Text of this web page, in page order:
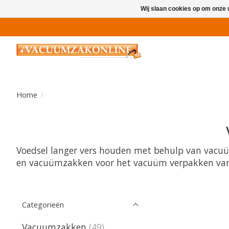
Home /
Voedsel langer vers houden met behulp van
en vacuümzakken voor het vacuüm verpakken
Categorieën
Wij slaan cookies op om